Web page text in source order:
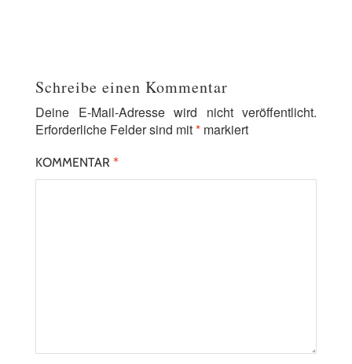
Schreibe einen Kommentar
Deine E-Mail-Adresse wird nicht veröffentlicht.
Erforderliche Felder sind mit* markiert
KOMMENTAR *